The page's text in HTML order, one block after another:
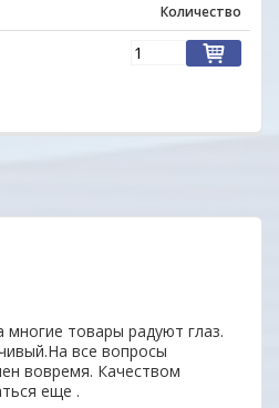
Количество
товары радуют глаз.
все вопросы
вовремя. Качеством
еще .